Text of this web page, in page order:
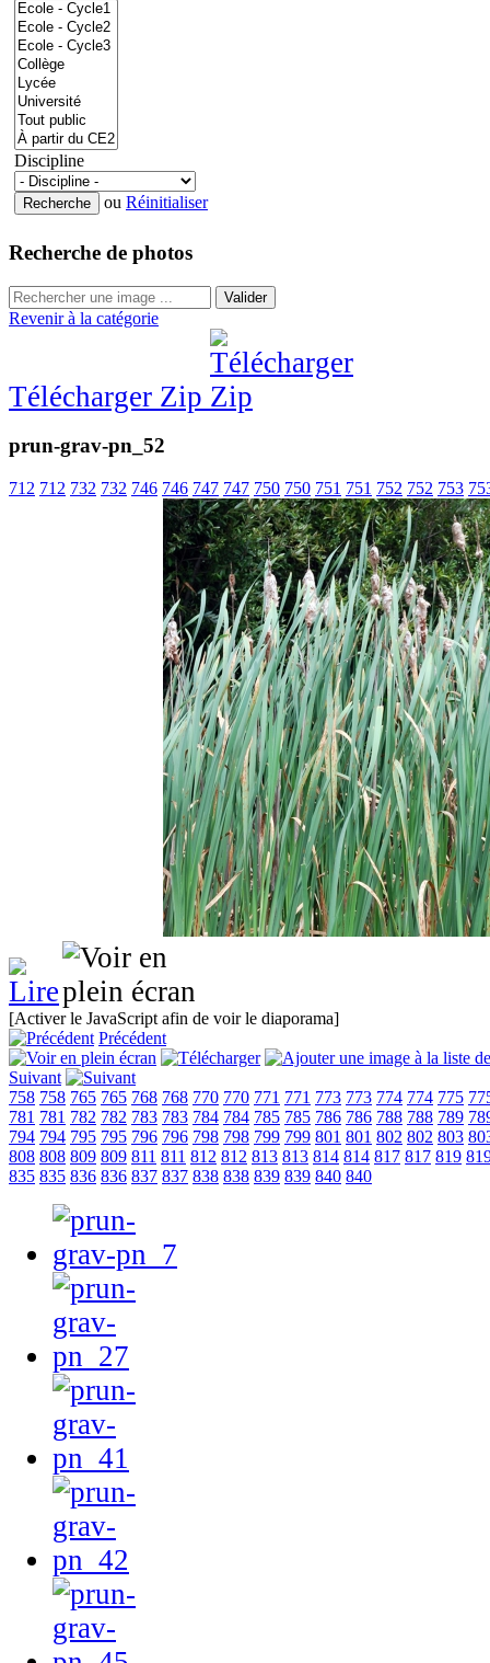
Discipline
ou Réinitialiser
Recherche de photos
Valider
Revenir à la catégorie
Télécharger Zip
prun-grav-pn_52
712 712 732 732 746 746 747 747 750 750 751 751 752 752 753
[Activer le JavaScript afin de voir le diaporama]
Précédent
Suivant
758 758 765 765 768 768 770 770 771 771 773 773 774 774 775
781 781 782 782 783 783 784 784 785 785 786 786 788 788 789
794 794 795 795 796 796 798 798 799 799 801 801 802 802 803
808 808 809 809 811 811 812 812 813 813 814 814 817 817 819
835 835 836 836 837 837 838 838 839 839 840 840